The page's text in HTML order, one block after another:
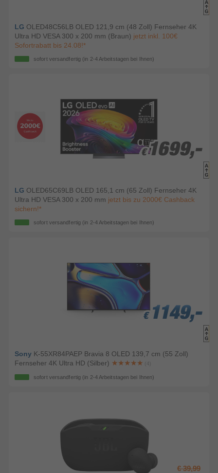
LG OLED48C56LB OLED 121,9 cm (48 Zoll) Fernseher 4K
Ultra HD VESA 300 x 200 mm (Braun) jetzt inkl. 100€
Sofortrabatt bis 24.08!*
sofort versandfertig (in 2-4 Arbeitstagen bei Ihnen)
€ 1699,-
€ 1699,-
LG OLED65C69LB OLED 165,1 cm (65 Zoll) Fernseher 4K
Ultra HD VESA 300 x 200 mm jetzt bis zu 2000€ Cashback
sichern!*
sofort versandfertig (in 2-4 Arbeitstagen bei Ihnen)
€ 1149,-
€ 1149,-
€ 1149,-
Sony K-55XR84PAEP Bravia 8 OLED 139,7 cm (55 Zoll)
Fernseher 4K Ultra HD (Silber)
(4)
sofort versandfertig (in 2-4 Arbeitstagen bei Ihnen)
€ 39,99